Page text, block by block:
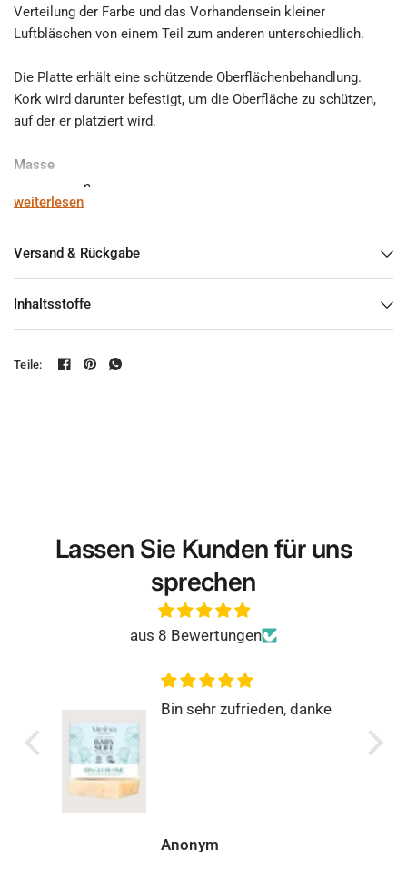
Verteilung der Farbe und das Vorhandensein kleiner
Luftbläschen von einem Teil zum anderen unterschiedlich.
Die Platte erhält eine schützende Oberflächenbehandlung.
Kork wird darunter befestigt, um die Oberfläche zu schützen,
auf der er platziert wird.
Masse
Länge 25 cm
Breite 9.5 cm
Höhe 4 cm
600 g
Hochleistungsbeton
weiterlesen
Versand & Rückgabe
Inhaltsstoffe
Teile:
Lassen Sie Kunden für uns
sprechen
aus 8 Bewertungen
Rundum zufrieden
Peer